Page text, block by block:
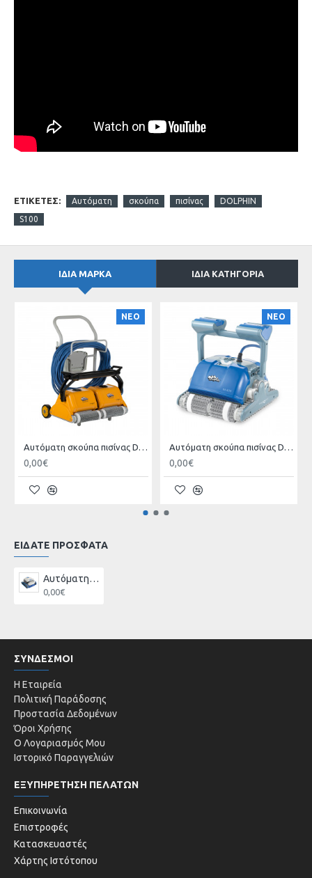
Εγγύηση 24 μήνες
Πλεονεκτήματα
Αποτελεσματικό σύστημα φίλτρων
Αποτελεσματική δράση βουρτσίσματος επιφανειών για
την αποφυγή δημιουργίας άλγεων και βακτηριδίων
Αυτόνομο σύστημα που δεν απαιτεί προ-εγκατάσταση
Γρήγορη απελευθέρωση νερού
Ελαφριά και εύκολη στη χρήση.
ΕΤΙΚΈΤΕΣ: Αυτόματη σκούπα πισίνας DOLPHIN
S100
ΊΔΙΑ ΜΆΡΚΑ ΊΔΙΑ ΚΑΤΗΓΟΡΊΑ
ΝΕΟ
Αυτόματη σκούπα πισίνας DOLPHIN 2Χ2
0,00€
ΝΕΟ
Αυτόματη σκούπα πισίνας DOLPHIN M400
0,00€
ΕΙΔΑΤΕ ΠΡΟΣΦΑΤΑ
Αυτόματη σκούπα πισίνας DOLPHIN S100
0,00€
ΣΥΝΔΕΣΜΟΙ
Η Εταιρεία
Πολιτική Παράδοσης
Προστασία Δεδομένων
Όροι Χρήσης
Ο Λογαριασμός Μου
Ιστορικό Παραγγελιών
ΕΞΥΠΗΡΕΤΗΣΗ ΠΕΛΑΤΩΝ
Επικοινωνία
Επιστροφές
Κατασκευαστές
Χάρτης Ιστότοπου